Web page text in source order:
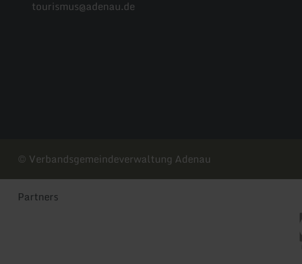
tourismus@adenau.de
© Verbandsgemeindeverwaltung Adenau
Partners